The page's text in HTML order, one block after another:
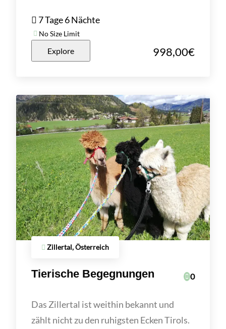
7 Tage 6 Nächte
No Size Limit
Explore 998,00€
Zillertal, Österreich
Tierische Begegnungen 0
Das Zillertal ist weithin bekannt und
zählt nicht zu den ruhigsten Ecken Tirols.